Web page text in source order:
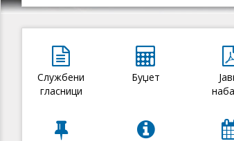
Службени
гласници
Буџет